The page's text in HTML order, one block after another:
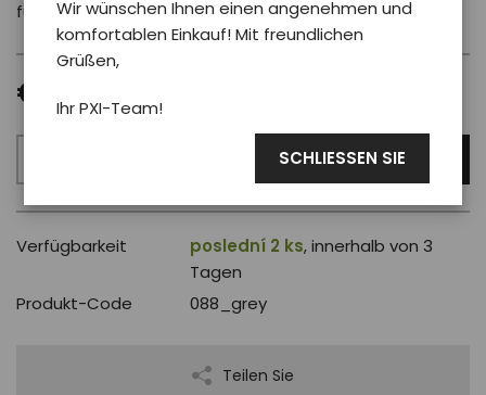
Wir wünschen Ihnen einen angenehmen und
komfortablen Einkauf! Mit freundlichen
Grüßen,
Ihr PXI-Team!
SCHLIESSEN SIE
für alltägliche Aktivitäten.
€ 24.00
IN DEN WARENKORB LEGEN
Verfügbarkeit poslední 2 ks, innerhalb von 3
Tagen
Produkt-Code
088_grey
Teilen Sie